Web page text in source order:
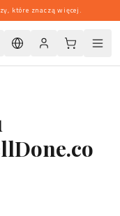
które znaczą więcej.